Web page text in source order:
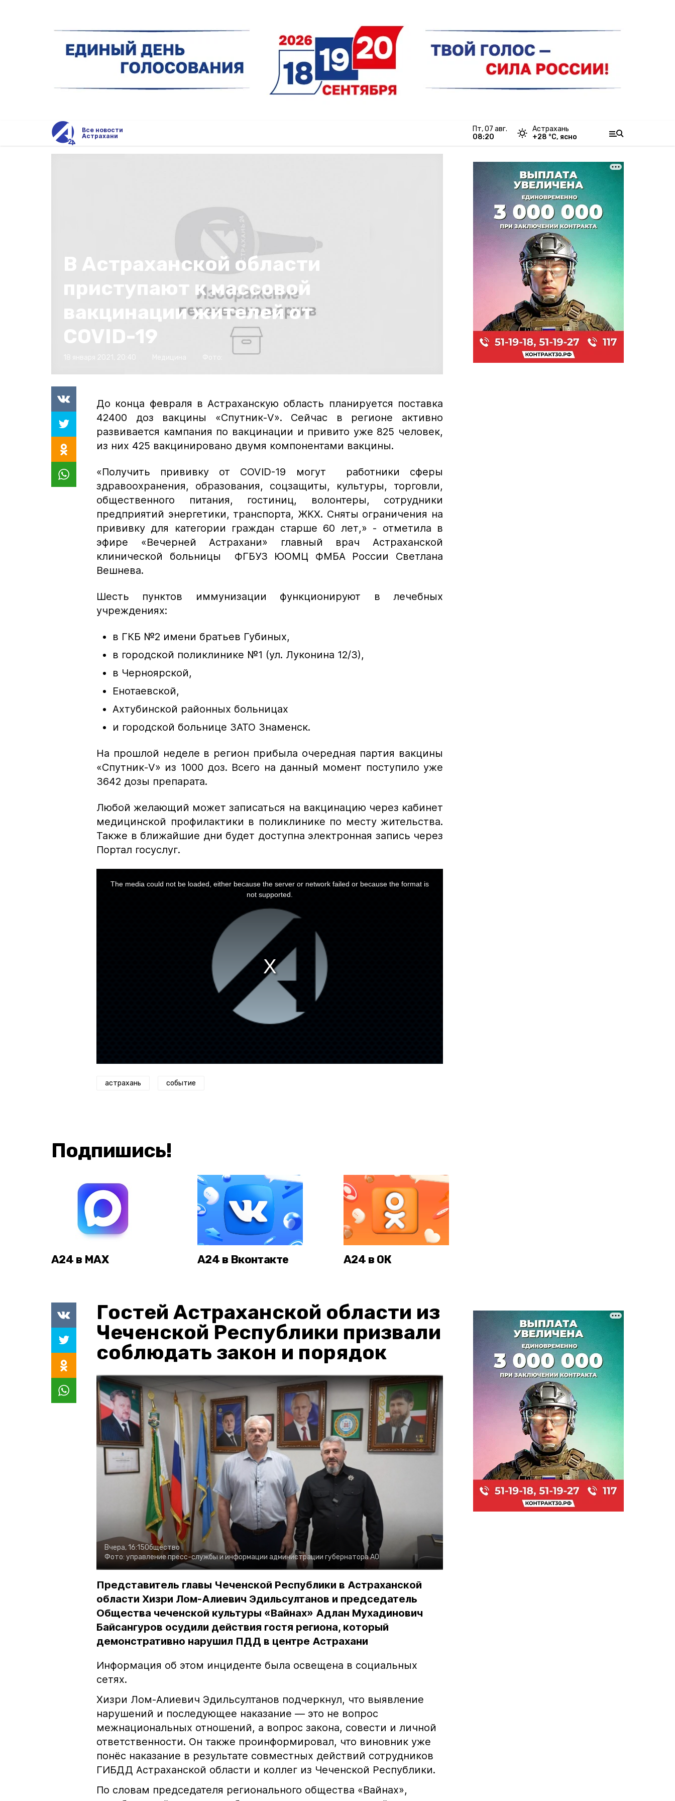
Все новости
Астрахани
пт, 07 авг.
08:20
Астрахань
+28 °С, ясно
В Астраханской области
приступают к массовой
вакцинации жителей от
COVID-19
До конца февраля в Астраханскую область планируется поставка
42400 доз вакцины «Спутник-V». Сейчас в регионе активно
развивается кампания по вакцинации и привито уже 825 человек,
из них 425 вакцинировано двумя компонентами вакцины.
«Получить прививку от COVID-19 могут работники сферы
здравоохранения, образования, соцзащиты, культуры, торговли,
общественного питания, гостиниц, волонтеры, сотрудники
предприятий энергетики, транспорта, ЖКХ. Сняты ограничения на
прививку для категории граждан старше 60 лет,» - отметила в
эфире «Вечерней Астрахани» главный врач Астраханской
клинической больницы ФГБУЗ ЮОМЦ ФМБА России Светлана
Вешнева.
Шесть пунктов иммунизации функционируют в лечебных
учреждениях:
в ГКБ №2 имени братьев Губиных,
в городской поликлинике №1 (ул. Луконина 12/3),
в Черноярской,
Енотаевской,
Ахтубинской районных больницах
и городской больнице ЗАТО Знаменск.
На прошлой неделе в регион прибыла очередная партия вакцины
«Спутник-V» из 1000 доз. Всего на данный момент поступило уже
3642 дозы препарата.
Любой желающий может записаться на вакцинацию через кабинет
медицинской профилактики в поликлинике по месту жительства.
Также в ближайшие дни будет доступна электронная запись через
Портал госуслуг.
The media could not be loaded, either because the server or network failed or because the format is
not supported.
астрахань событие
Подпишись!
А24 в MAX А24 в Вконтакте А24 в ОК
Гостей Астраханской области из
Чеченской Республики призвали
соблюдать закон и порядок
Вчера, 16:15Общество
Фото: управление пресс-службы и информации администрации губернатора АО
Представитель главы Чеченской Республики в Астраханской
области Хизри Лом-Алиевич Эдильсултанов и председатель
Общества чеченской культуры «Вайнах» Адлан Мухадинович
Байсангуров осудили действия гостя региона, который
демонстративно нарушил ПДД в центре Астрахани
Информация об этом инциденте была освещена в социальных
сетях.
Хизри Лом-Алиевич Эдильсултанов подчеркнул, что выявление
нарушений и последующее наказание — это не вопрос
межнациональных отношений, а вопрос закона, совести и личной
ответственности. Он также проинформировал, что виновник уже
понёс наказание в результате совместных действий сотрудников
ГИБДД Астраханской области и коллег из Чеченской Республики.
По словам председателя регионального общества «Вайнах»,